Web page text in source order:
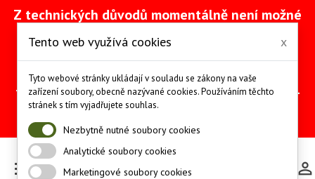
Z technických důvodů momentálně není možné
odstranění problému intenzivně pracujeme
(včetně obnovy ze zálohy).
Objednávky můžete mezitím provádět
telefonicky na čísle +420 607 244 655 nebo e-
mailem na adrese
Děkujeme za pochopení a trpělivost.

Tento web využívá cookies x
Tyto webové stránky ukládají v souladu se zákony na vaše
zařízení soubory, obecně nazývané cookies. Používáním těchto
stránek s tím vyjadřujete souhlas.
Nezbytně nutné soubory cookies
Analytické soubory cookies
Marketingové soubory cookies